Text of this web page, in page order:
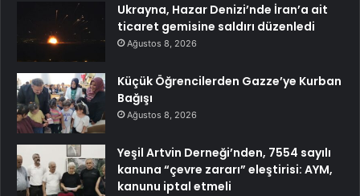
Ukrayna, Hazar Denizi’nde İran’a ait
ticaret gemisine saldırı düzenledi
Ağustos 8, 2026
Küçük Öğrencilerden Gazze’ye Kurban
Bağışı
Ağustos 8, 2026
Yeşil Artvin Derneği’nden, 7554 sayılı
kanuna “çevre zararı” eleştirisi: AYM,
kanunu iptal etmeli